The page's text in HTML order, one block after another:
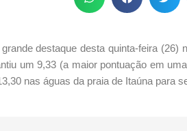
destaque desta quinta-feira
um 9,33 (a maior pontuação em
nas águas da praia de Itaúna para